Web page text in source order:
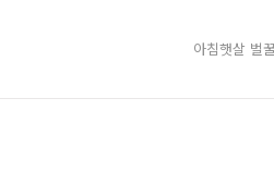
아침햇살 벌